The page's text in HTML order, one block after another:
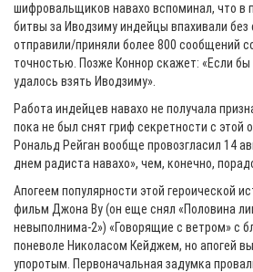
шифровальщиков навахо вспоминал, что в
битвы за Иводзиму индейцы впахивали без
отправили/приняли более 800 сообщений
точностью. Позже Коннор скажет: «Если
удалось взять Иводзиму».
Работа индейцев навахо не получала
пока не был снят гриф секретности с этой
Рональд Рейган вообще провозгласил 14
днем радиста навахо», чем, конечно,
Апогеем популярности этой героической
фильм Джона Ву (он еще снял «Половина
невыполнима-2») «Говорящие с ветром» с
поневоле Николасом Кейджем, но апогей
упоротым. Первоначальная задумка